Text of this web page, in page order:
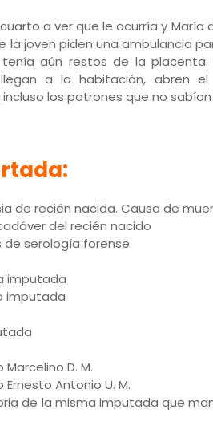
a ver que le ocurría y
la joven piden una ambulancia
aún restos de la
a la habitación, abren
los patrones que no
recién nacida. Causa de muerte
del recién nacido
de serología forense
imputada
imputada
D. M.
Antonio U. M.
de la misma imputada que